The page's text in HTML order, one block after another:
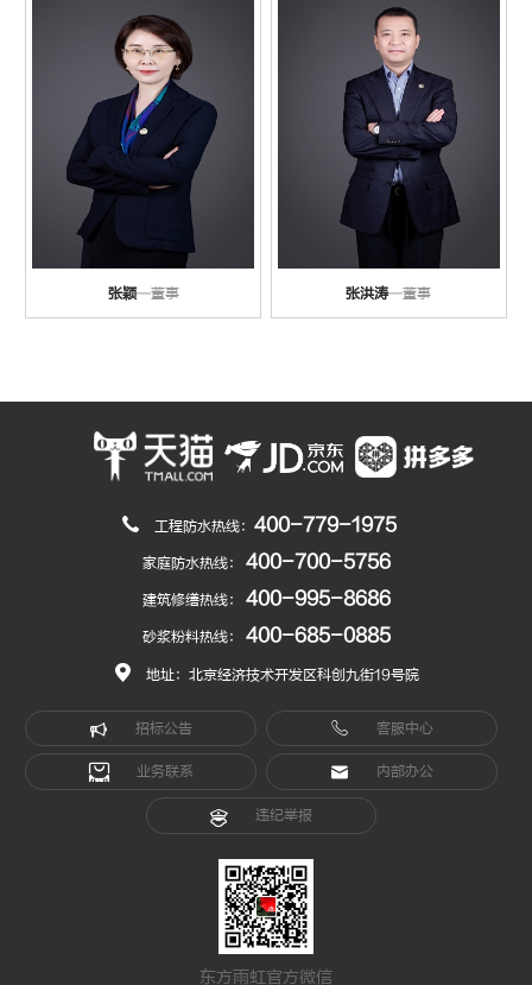
张颖—董事 张洪涛—董事
工程防水热线： 400-779-1975
家庭防水热线： 400-700-5756
建筑修缮热线： 400-995-8686
砂浆粉料热线： 400-685-0885
地址：北京经济技术开发区科创九街19号院
招标公告 客服中心
业务联系 内部办公
违纪举报
东方雨虹官方微信